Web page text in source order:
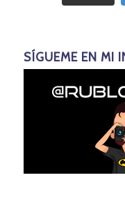
SÍGUEME EN MI